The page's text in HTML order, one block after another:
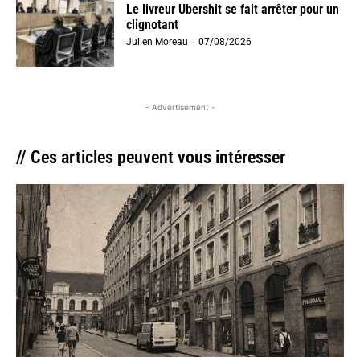
Le livreur Ubershit se fait arrêter pour un
clignotant
Julien Moreau - 07/08/2026
- Advertisement -
// Ces articles peuvent vous intéresser